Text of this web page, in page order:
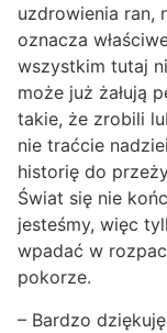
uzdrowienia ran,
oznacza
wszystkim tutaj
może już żałują
takie, że zrobili
nie traćcie
historię do
Świat się nie
jesteśmy, więc
wpadać w
pokorze.
– Bardzo